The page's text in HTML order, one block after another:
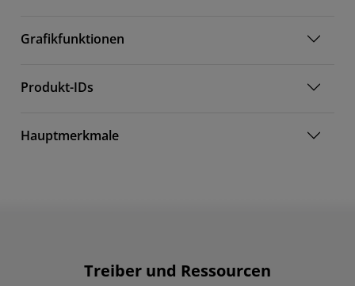
Grafikfunktionen
Produkt-IDs
Hauptmerkmale
Treiber und Ressourcen